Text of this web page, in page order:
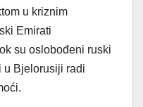
u kriznim
Emirati
su oslobođeni ruski
u Bjelorusiji radi